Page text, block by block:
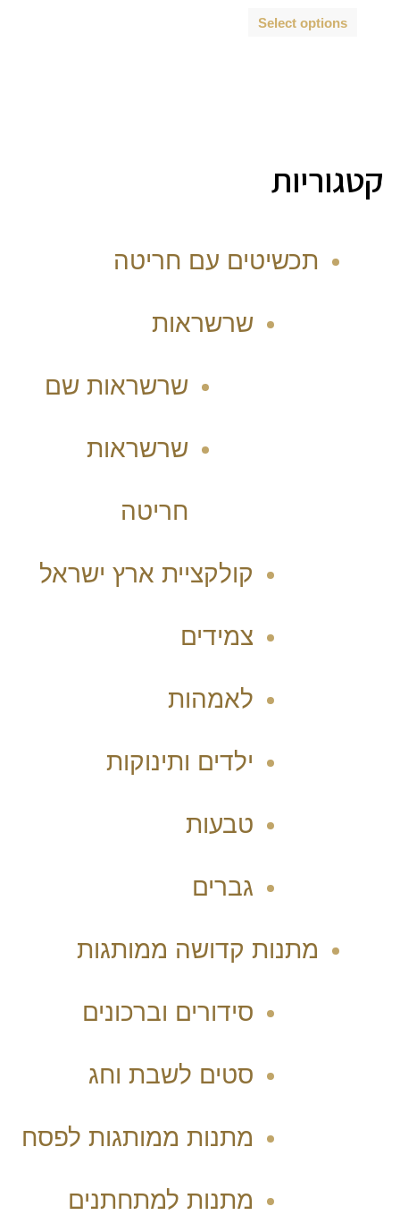
Select options
קטגוריות
תכשיטים עם חריטה
שרשראות
שרשראות שם
שרשראות
חריטה
קולקציית ארץ ישראל
צמידים
לאמהות
ילדים ותינוקות
טבעות
גברים
מתנות קדושה ממותגות
סידורים וברכונים
סטים לשבת וחג
מתנות ממותגות לפסח
מתנות למתחתנים